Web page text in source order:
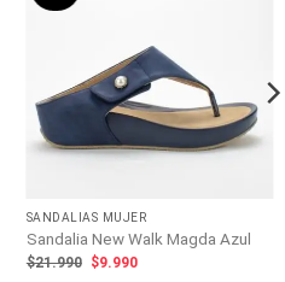
SANDALIAS MUJER
Sandalia New Walk Magda Azul
$21.990 El
$9.990El